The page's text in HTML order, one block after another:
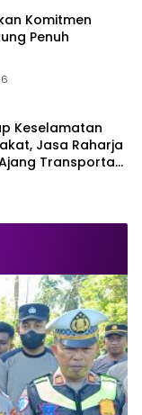
Komitmen
Penuh
Keselamatan
Jasa Raharja
Transportasi